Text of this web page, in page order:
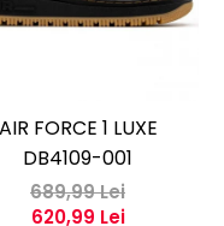
AIR FORCE 1 LUXE
DB4109-001
689,99 Lei
620,99 Lei